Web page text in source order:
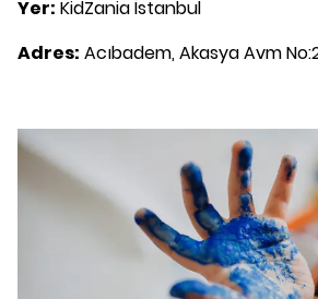
Yer: KidZania İstanbul
Adres: Acıbadem, Akasya Avm